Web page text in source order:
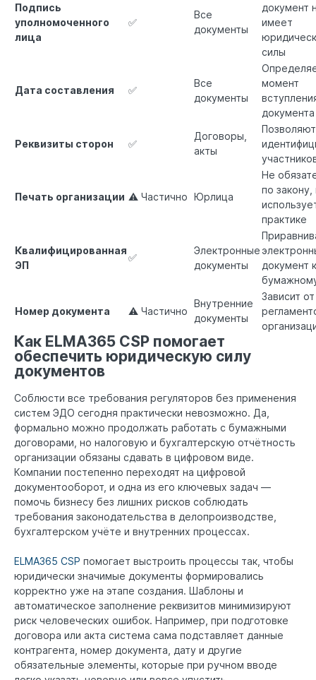
Подпись
уполномоченного
лица
✅
Все
документы
документ
имеет
силы
Дата составления ✅
Все
документы
момент
Реквизиты сторон ✅
Договоры,
акты
Позволяют
Печать организации ⚠ Частично Юрлица
Не
по закону,
практике
Квалифицированная
ЭП
✅
Электронные
документы
документ к
Номер документа ⚠ Частично
Внутренние
документы
Зависит от
Как ELMA365 CSP помогает
обеспечить юридическую силу
документов
Соблюсти все требования регуляторов без применения
систем ЭДО сегодня практически невозможно. Да,
формально можно продолжать работать с бумажными
договорами, но налоговую и бухгалтерскую отчётность
организации обязаны сдавать в цифровом виде.
Компании постепенно переходят на цифровой
документооборот, и одна из его ключевых задач —
помочь бизнесу без лишних рисков соблюдать
требования законодательства в делопроизводстве,
бухгалтерском учёте и внутренних процессах.
ELMA365 CSP помогает выстроить процессы так, чтобы
юридически значимые документы формировались
корректно уже на этапе создания. Шаблоны и
автоматическое заполнение реквизитов минимизируют
риск человеческих ошибок. Например, при подготовке
договора или акта система сама подставляет данные
контрагента, номер документа, дату и другие
обязательные элементы, которые при ручном вводе